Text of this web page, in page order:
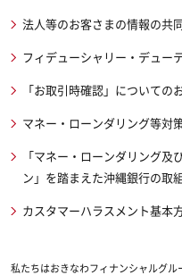
私たちはおきなわフィナンシャルグル
法人等のお客さまの情報の共
フィデューシャリー・デュー
「お取引時確認」についての
マネー・ローンダリング等対
「マネー・ローンダリング
ン」を踏まえた沖縄銀行の取
カスタマーハラスメント基本